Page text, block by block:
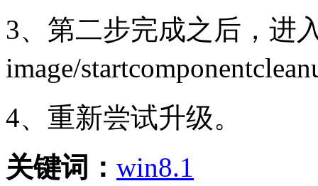
3、第二步完成之后，进
image/
4、重新尝试升级。
关键词： win8.1